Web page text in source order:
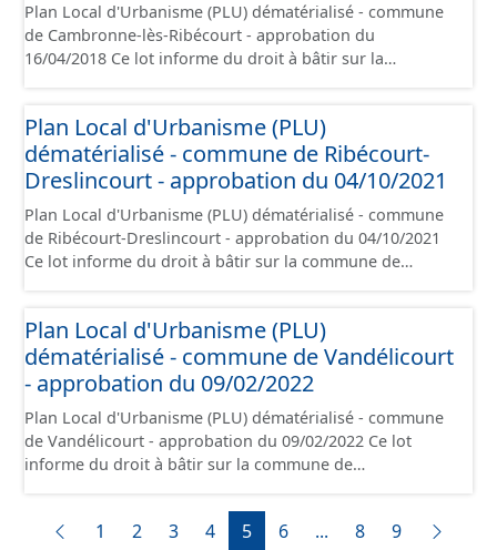
de ces données, il est rappelé que seuls les documents
papier font foi et sont opposables d'un point de vue
juridique.
Plan Local d'Urbanisme (PLU) dématérialisé - commune
de Cambronne-lès-Ribécourt - approbation du
16/04/2018 Ce lot informe du droit à bâtir sur la
prescriptions nationales du CNIG et contient les pièces
administratives, le rapport de présentation, le PADD, le
règlement (à l'exception des plans de zonages), les
annexes, les orientations d'aménagement et les données
géographiques. Malgré l'attention portée à la création
de ces données, il est rappelé que seuls les documents
papier font foi et sont opposables d'un point de vue
Plan Local d'Urbanisme (PLU)
dématérialisé - commune de Ribécourt-
Dreslincourt - approbation du 04/10/2021
Plan Local d'Urbanisme (PLU) dématérialisé - commune
de Ribécourt-Dreslincourt - approbation du 04/10/2021
Ce lot informe du droit à bâtir sur la commune de
du CNIG et contient les pièces administratives, le rapport
de présentation, le PADD, le règlement (à l'exception des
plans de zonages), les annexes, les orientations
d'aménagement et les données géographiques. Malgré
l'attention portée à la création de ces données, il est
rappelé que seuls les documents papier font foi et sont
opposables d'un point de vue juridique.
Plan Local d'Urbanisme (PLU)
dématérialisé - commune de Vandélicourt
- approbation du 09/02/2022
Plan Local d'Urbanisme (PLU) dématérialisé - commune
de Vandélicourt - approbation du 09/02/2022 Ce lot
informe du droit à bâtir sur la commune de
conformément aux prescriptions nationales du CNIG et
contient les pièces administratives, le rapport de
1 2 3 4 5 6 ... 8 9